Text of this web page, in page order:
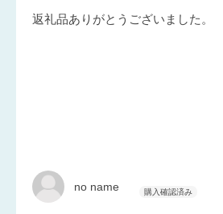
返礼品ありがとうございました。
no name